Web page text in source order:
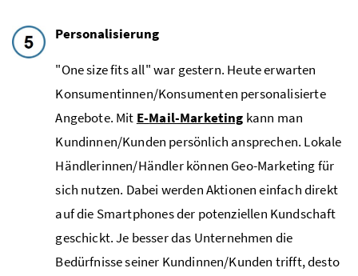
Personalisierung
"One size fits all" war gestern. Heute erwarten
Konsumentinnen/Konsumenten personalisierte
Angebote. Mit E-Mail-Marketing kann man
Kundinnen/Kunden persönlich ansprechen. Lokale
Händlerinnen/Händler können Geo-Marketingfür
sich nutzen. Dabei werden Aktionen einfach direkt
auf die Smartphonesder potenziellen Kundschaft
geschickt. Je besser das Unternehmen die
Bedürfnisse seiner Kundinnen/Kunden trifft, desto